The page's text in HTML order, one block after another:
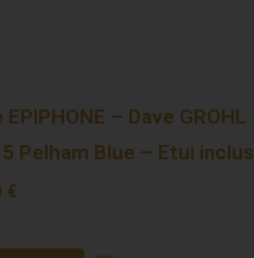
– Dave GROHL
Pelham Blue – Etui inclus
€